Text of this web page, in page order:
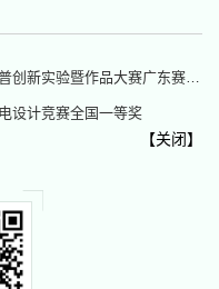
实验暨作品大赛广东赛区一等奖
设计竞赛全国一等奖
【关闭】